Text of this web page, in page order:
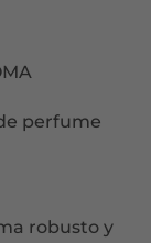
perfume
robusto y